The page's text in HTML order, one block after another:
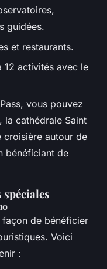
guidées.
et restaurants.
12 activités avec le
vous pouvez
la cathédrale Saint
croisière autour de
bénéficiant de
spéciales
de bénéficier
Voici
: